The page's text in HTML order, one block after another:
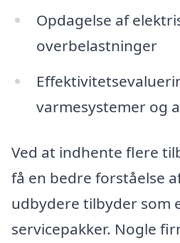
Opdagelse af
overbelastninger
varmesystemer og
Ved at indhente flere
få en bedre forståelse
udbydere tilbyder som
servicepakker. Nogle